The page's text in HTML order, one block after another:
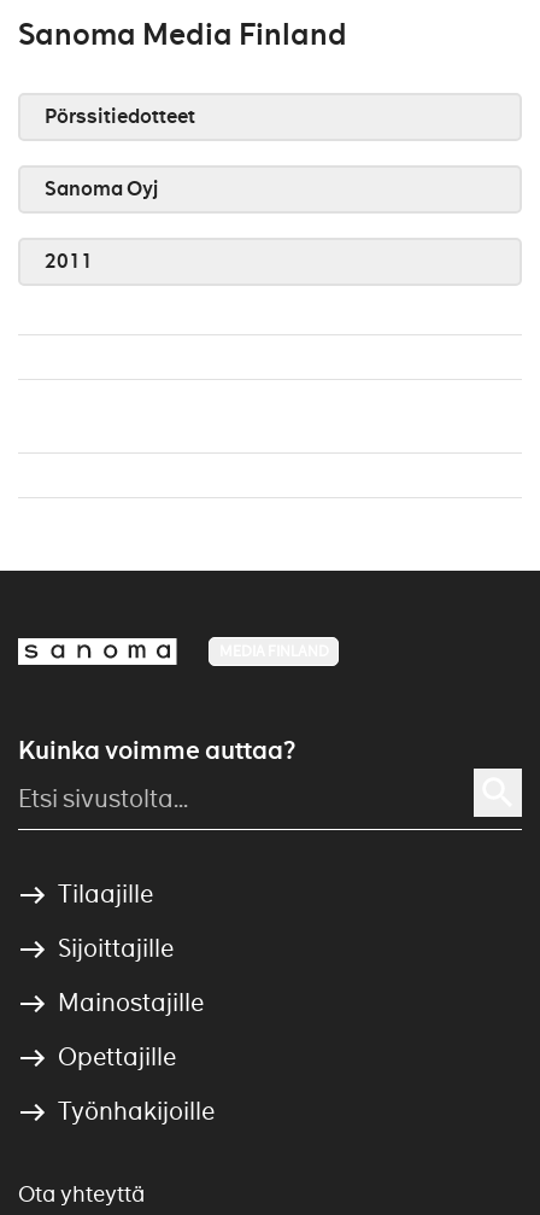
Sanoma Media Finland
Pörssitiedotteet
Sanoma Oyj
2011
Kuinka voimme auttaa?
Tilaajille
Sijoittajille
Mainostajille
Opettajille
Työnhakijoille
Ota yhteyttä